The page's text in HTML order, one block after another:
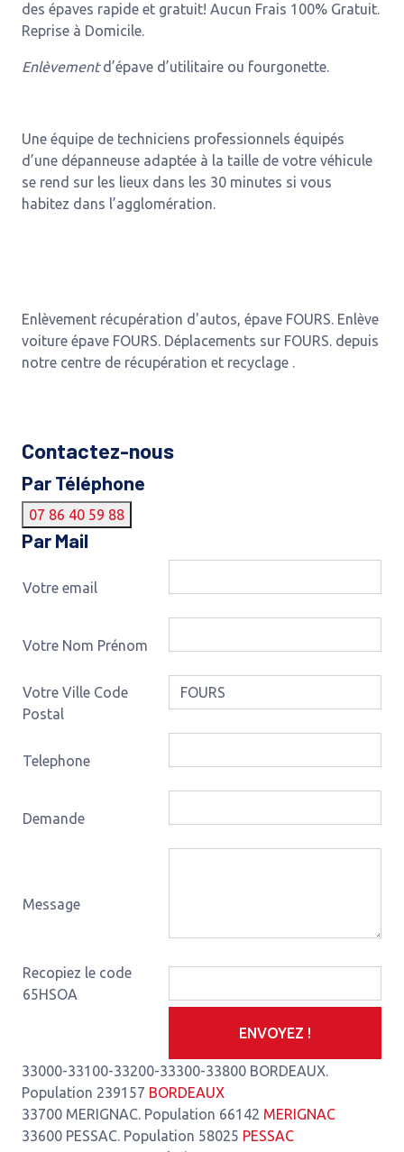
des épaves rapide et gratuit! Aucun Frais 100% Gratuit.
Reprise à Domicile.
Enlèvementd’épave d’utilitaire ou fourgonette.
Une équipe de techniciens professionnels équipés
d’une dépanneuse adaptée à la taille de votre véhicule
se rend sur les lieux dans les 30 minutes si vous
habitez dans l’agglomération.
Enlèvement récupération d'autos, épave FOURS. Enlève
voiture épave FOURS. Déplacements sur FOURS. depuis
notre centre de récupération et recyclage .
Contactez-nous
Par Téléphone
07 86 40 59 88
Par Mail
Votre email
Votre Nom Prénom
Votre Ville Code
Postal
Telephone
Demande
Message
Recopiez le code
65HSOA
ENVOYEZ !
33000-33100-33200-33300-33800 BORDEAUX.
Population 239157 BORDEAUX
33700 MERIGNAC. Population 66142 MERIGNAC
33600 PESSAC. Population 58025 PESSAC